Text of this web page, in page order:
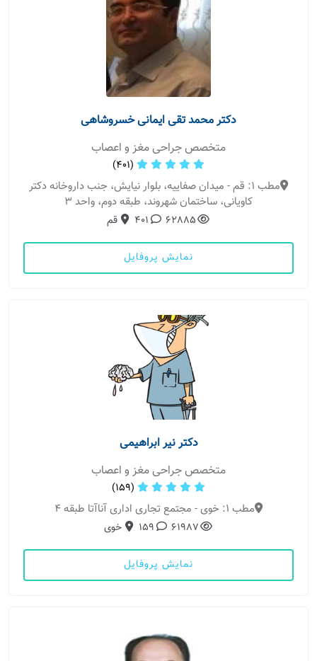
دکتر محمد تقی ایمانی خسروشاهی
متخصص جراحی مغز و اعصاب
(401)
مطب 1: قم - میدان صفاییه، بلوار نیایش، جنب داروخانه دکتر
کاویانی، ساختمان شهروند، طبقه دوم، واحد ۳
62885
401 قم
نمایش پروفایل
دکتر نیر ابراهیمی
متخصص جراحی مغز و اعصاب
(159)
مطب 1: خوی - مجتمع تجاری اداری آناآتا طبقه 4
61987
159 خوی
نمایش پروفایل